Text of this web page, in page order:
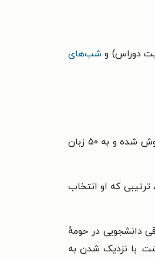
دوراس) و شب‌های
در ۱۲ ژانویه ۱۹۴۹ به دنیا آمد. وی یک نویسندهٔ ژاپنی است که کتاب‌ها و داستان‌هایش در ژاپن و همچنین در سطح جهان پرفروش شده و به ۵۰ زبان
که او انتخاب
دانشجویی در حومهٔ
با نزدیک شدن به